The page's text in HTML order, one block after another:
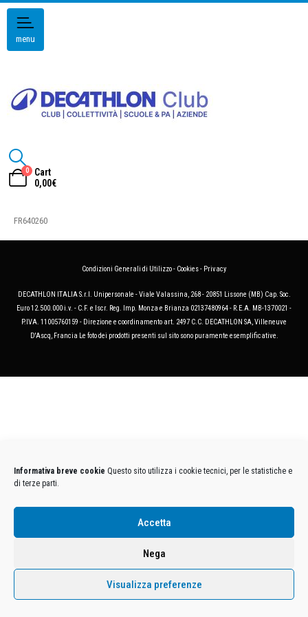
Informativa breve cookie Questo sito utilizza i cookie tecnici, per le statistiche e
di terze parti.
Accetta
Nega
Visualizza preferenze
menu
0
Cart
0,00€
FR640260
Condizioni Generali di Utilizzo- Cookies- Privacy
DECATHLON ITALIA S.r.l. Unipersonale - Viale Valassina, 268 - 20851 Lissone (MB) Cap. Soc.
Euro 12.500.000 i.v. - C.F. e Iscr. Reg. Imp. Monza e Brianza 02137480964 - R.E.A. MB-1370021 -
P.IVA. 11005760159 - Direzione e coordinamento art. 2497 C.C. DECATHLON SA, Villeneuve
D'Ascq, Francia Le foto dei prodotti presenti sul sito sono puramente esemplificative.